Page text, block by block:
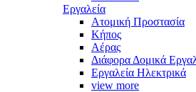
Εργαλεία
Aτομική Προστασία
Kήπος
Αέρας
Διάφορα Δομικά
Εργαλεία Ηλεκτρικά
view more